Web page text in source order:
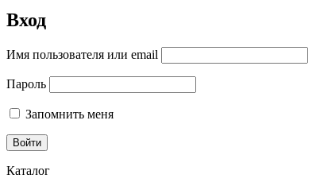
Вход
Имя пользователя или email
Пароль
Запомнить меня
Каталог